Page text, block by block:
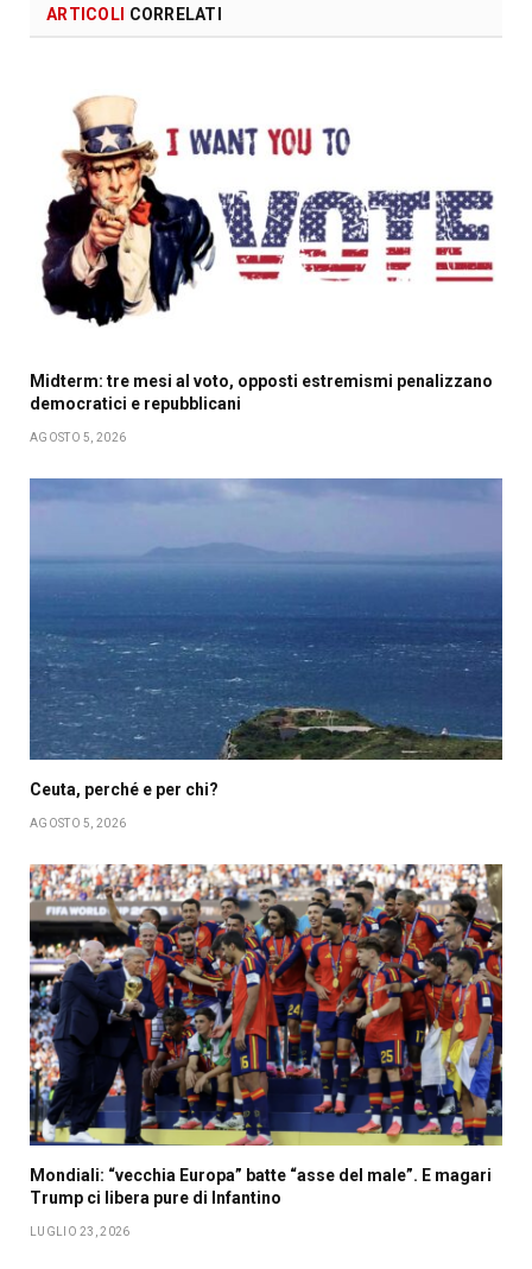
ARTICOLI CORRELATI
Midterm: tre mesi al voto, opposti estremismi penalizzano
democratici e repubblicani
AGOSTO 5, 2026
Ceuta, perché e per chi?
AGOSTO 5, 2026
Mondiali: “vecchia Europa” batte “asse del male”. E magari
Trump ci libera pure di Infantino
LUGLIO 23, 2026